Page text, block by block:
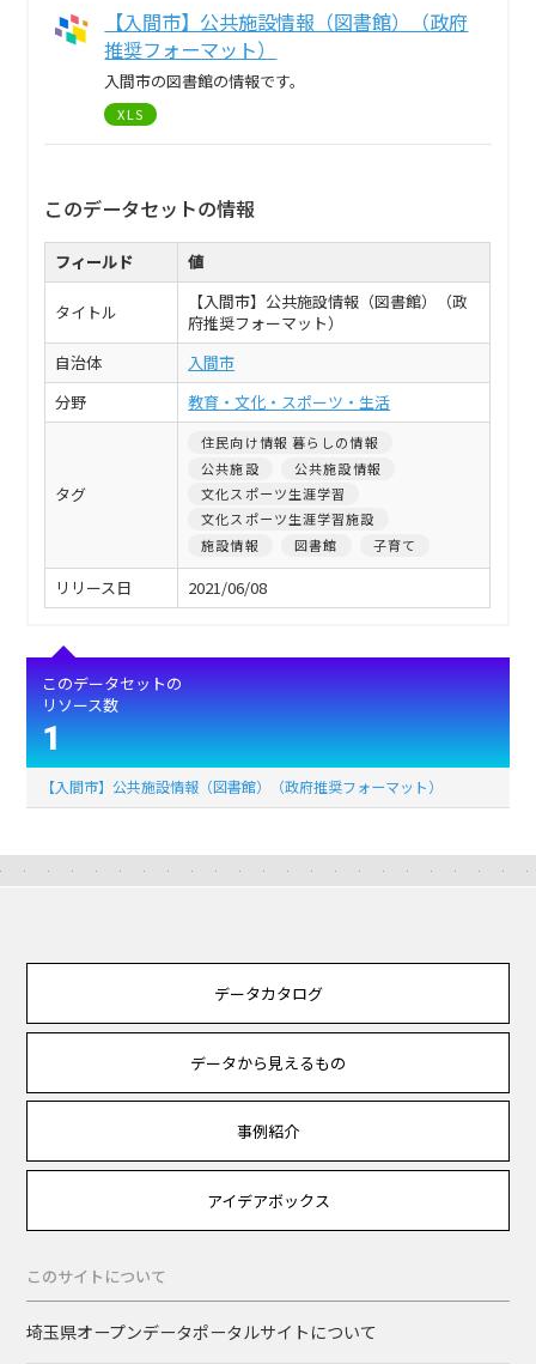
【入間市】公共施設情報（図書館）（政府
推奨フォーマット）
入間市の図書館の情報です。
XLS
このデータセットの情報
フィールド 値
タイトル
【入間市】公共施設情報（図書館）（政
府推奨フォーマット）
自治体
入間市
分野
教育・文化・スポーツ・生活
タグ
住民向け情報 暮らしの情報
公共施設
公共施設情報
文化スポーツ生涯学習
文化スポーツ生涯学習施設
施設情報
図書館 子育て
リリース日 2021/06/08
このデータセットの
リソース数
1
【入間市】公共施設情報（図書館）（政府推奨フォーマット）
データカタログ
データから見えるもの
事例紹介
アイデアボックス
このサイトについて
埼玉県オープンデータポータルサイトについて